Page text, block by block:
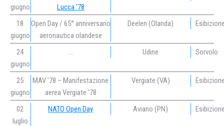
giugno
Lucca ’78
18
giugno
Open Day / 65° anniversario
aeronautica olandese
Deelen (Olanda)
24
giugno
… Udine Sorvolo
25
giugno
MAV ’78 – Manifestazione
aerea Vergiate ’78
Vergiate (VA)
02
luglio
NATO Open Day Aviano (PN)